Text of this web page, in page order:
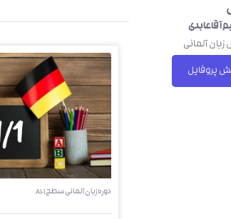
آقاعابدی
آلمانی
پروفایل
دوره زبان آلمانی سطح A1-1